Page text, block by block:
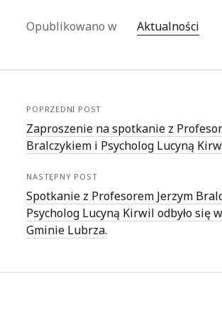
Opublikowano w Aktualności
POPRZEDNI POST
Zaproszenie na spotkanie z
Bralczykiem i Psycholog Lucyną
NASTĘPNY POST
Spotkanie z Profesorem Jerzym
Psycholog Lucyną Kirwil odbyło się
Gminie Lubrza.